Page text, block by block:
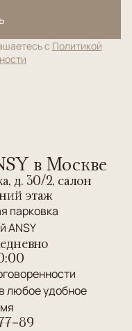
с Политикой
в Москве
д. 30/2, салон
этаж
парковка
ANSY
любое удобное
89